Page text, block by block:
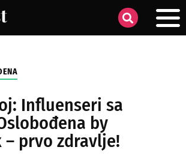
Influenseri sa
by
prvo zdravlje!